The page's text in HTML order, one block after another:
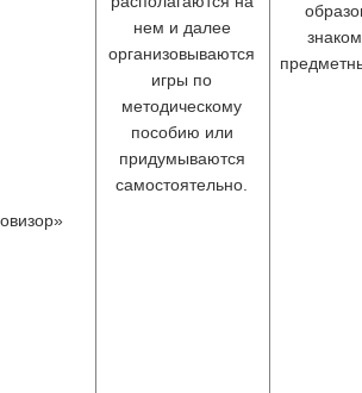
нем и далее
организовываются
игры по
методическому
пособию или
придумываются
самостоятельно.